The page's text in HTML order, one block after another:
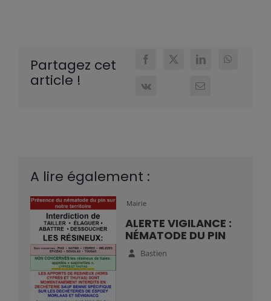
Partagez cet
article !
A lire également :
Mairie
ALERTE VIGILANCE :
NÉMATODE DU PIN
Bastien